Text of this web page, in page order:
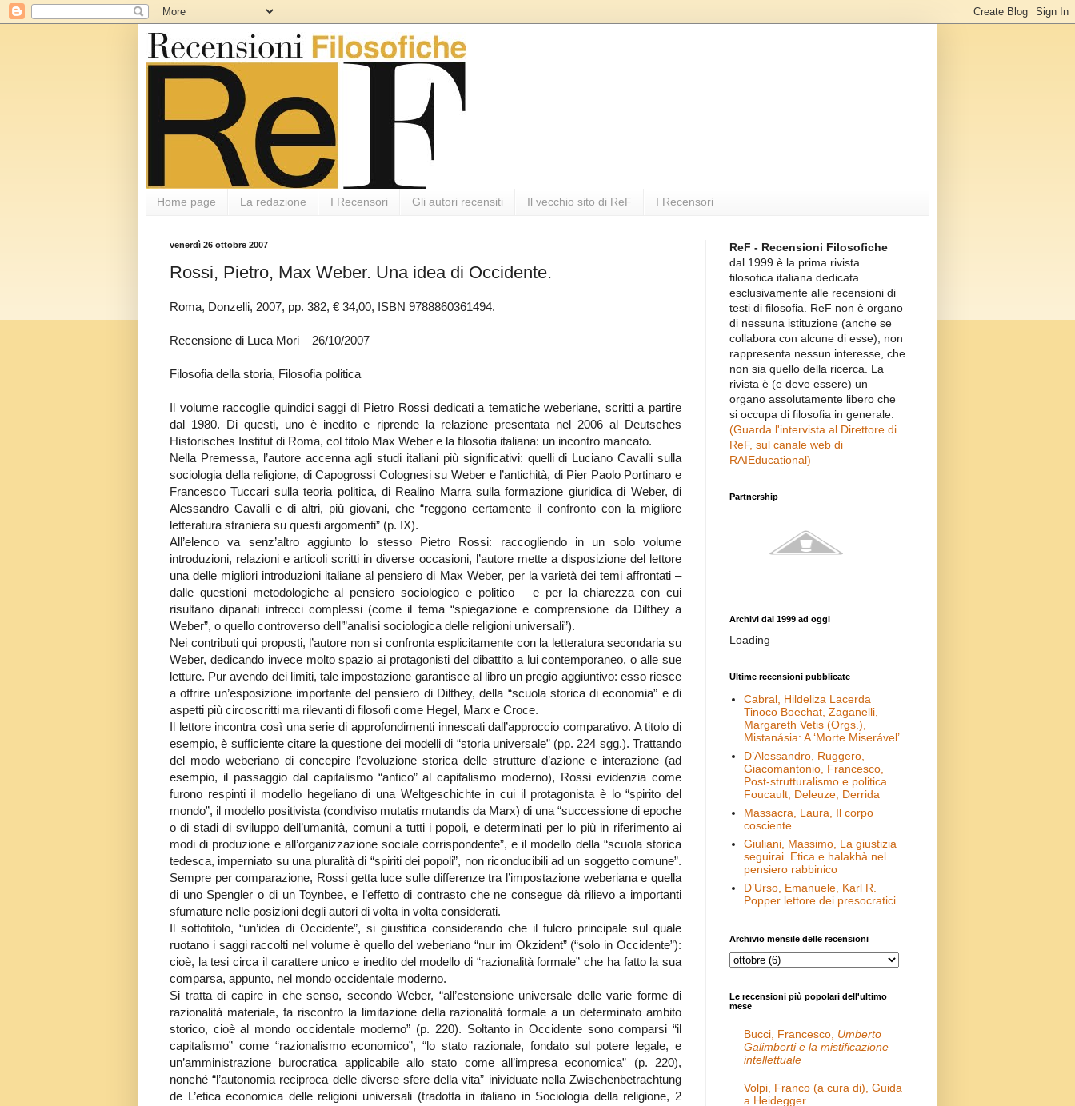
Home page La redazione I Recensori Gli autori recensiti Il vecchio sito di ReF I Recensori
venerdì 26 ottobre 2007
Rossi, Pietro, Max Weber. Una idea di Occidente.
Roma, Donzelli, 2007, pp. 382, € 34,00, ISBN 9788860361494.
Recensione di Luca Mori – 26/10/2007
Filosofia della storia, Filosofia politica
Il volume raccoglie quindici saggi di Pietro Rossi dedicati a tematiche weberiane, scritti a partire
dal 1980. Di questi, uno è inedito e riprende la relazione presentata nel 2006 al Deutsches
Historisches Institut di Roma, col titolo Max Weber e la filosofia italiana: un incontro mancato.
Nella Premessa, l’autore accenna agli studi italiani più significativi: quelli di Luciano Cavalli sulla
sociologia della religione, di Capogrossi Colognesi su Weber e l’antichità, di Pier Paolo Portinaro e
Francesco Tuccari sulla teoria politica, di Realino Marra sulla formazione giuridica di Weber, di
Alessandro Cavalli e di altri, più giovani, che “reggono certamente il confronto con la migliore
letteratura straniera su questi argomenti” (p. IX).
All’elenco va senz’altro aggiunto lo stesso Pietro Rossi: raccogliendo in un solo volume
introduzioni, relazioni e articoli scritti in diverse occasioni, l’autore mette a disposizione del lettore
una delle migliori introduzioni italiane al pensiero di Max Weber, per la varietà dei temi affrontati –
dalle questioni metodologiche al pensiero sociologico e politico – e per la chiarezza con cui
risultano dipanati intrecci complessi (come il tema “spiegazione e comprensione da Dilthey a
Weber”, o quello controverso dell’”analisi sociologica delle religioni universali”).
Nei contributi qui proposti, l’autore non si confronta esplicitamente con la letteratura secondaria su
Weber, dedicando invece molto spazio ai protagonisti del dibattito a lui contemporaneo, o alle sue
letture. Pur avendo dei limiti, tale impostazione garantisce al libro un pregio aggiuntivo: esso riesce
a offrire un’esposizione importante del pensiero di Dilthey, della “scuola storica di economia” e di
aspetti più circoscritti ma rilevanti di filosofi come Hegel, Marx e Croce.
Il lettore incontra così una serie di approfondimenti innescati dall’approccio comparativo. A titolo di
esempio, è sufficiente citare la questione dei modelli di “storia universale” (pp. 224 sgg.). Trattando
del modo weberiano di concepire l’evoluzione storica delle strutture d’azione e interazione (ad
esempio, il passaggio dal capitalismo “antico” al capitalismo moderno), Rossi evidenzia come
furono respinti il modello hegeliano di una Weltgeschichte in cui il protagonista è lo “spirito del
mondo”, il modello positivista (condiviso mutatis mutandis da Marx) di una “successione di epoche
o di stadi di sviluppo dell’umanità, comuni a tutti i popoli, e determinati per lo più in riferimento ai
modi di produzione e all’organizzazione sociale corrispondente”, e il modello della “scuola storica
tedesca, imperniato su una pluralità di “spiriti dei popoli”, non riconducibili ad un soggetto comune”.
Sempre per comparazione, Rossi getta luce sulle differenze tra l’impostazione weberiana e quella
di uno Spengler o di un Toynbee, e l’effetto di contrasto che ne consegue dà rilievo a importanti
sfumature nelle posizioni degli autori di volta in volta considerati.
Il sottotitolo, “un’idea di Occidente”, si giustifica considerando che il fulcro principale sul quale
ruotano i saggi raccolti nel volume è quello del weberiano “nur im Okzident” (“solo in Occidente”):
cioè, la tesi circa il carattere unico e inedito del modello di “razionalità formale” che ha fatto la sua
comparsa, appunto, nel mondo occidentale moderno.
Si tratta di capire in che senso, secondo Weber, “all’estensione universale delle varie forme di
razionalità materiale, fa riscontro la limitazione della razionalità formale a un determinato ambito
storico, cioè al mondo occidentale moderno” (p. 220). Soltanto in Occidente sono comparsi “il
capitalismo” come “razionalismo economico”, “lo stato razionale, fondato sul potere legale, e
un’amministrazione burocratica applicabile allo stato come all’impresa economica” (p. 220),
nonché “l’autonomia reciproca delle diverse sfere della vita” inividuate nella Zwischenbetrachtung
de L’etica economica delle religioni universali (tradotta in italiano in Sociologia della religione, 2
ReF - Recensioni Filosofiche
dal 1999 è la prima rivista
filosofica italiana dedicata
esclusivamente alle recensioni di
testi di filosofia. ReF non è organo
di nessuna istituzione (anche se
collabora con alcune di esse); non
rappresenta nessun interesse, che
non sia quello della ricerca. La
rivista è (e deve essere) un
organo assolutamente libero che
si occupa di filosofia in generale.
(Guarda l'intervista al Direttore di
ReF, sul canale web di
RAIEducational)
Partnership
Archivi dal 1999 ad oggi
Loading
Ultime recensioni pubblicate
Cabral, Hildeliza Lacerda
Tinoco Boechat, Zaganelli,
Margareth Vetis (Orgs.),
Mistanásia: A ‘Morte Miserável’
D’Alessandro, Ruggero,
Giacomantonio, Francesco,
Post-strutturalismo e politica.
Foucault, Deleuze, Derrida
Massacra, Laura, Il corpo
cosciente
Giuliani, Massimo, La giustizia
seguirai. Etica e halakhà nel
pensiero rabbinico
D’Urso, Emanuele, Karl R.
Popper lettore dei presocratici
Archivio mensile delle recensioni
Le recensioni più popolari dell'ultimo
mese
Bucci, Francesco, Umberto
Galimberti e la mistificazione
intellettuale
Volpi, Franco (a cura di), Guida
a Heidegger.